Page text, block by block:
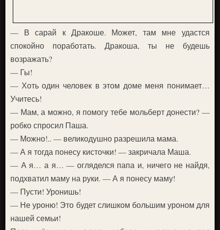
— В сарай к Дракоше. Может, там мне удастся
спокойно поработать. Дракоша, ты не будешь
возражать?
— Гы!
— Хоть один человек в этом доме меня понимает…
Учитесь!
— Мам, а можно, я помогу тебе мольберт донести? —
робко спросил Паша.
— Можно!.. — великодушно разрешила мама.
— А я тогда понесу кисточки! — закричала Маша.
— А я… а я… — огляделся папа и, ничего не найдя,
подхватил маму на руки. — А я понесу маму!
— Пусти! Уронишь!
— Не уроню! Это будет слишком большим уроном для
нашей семьи!